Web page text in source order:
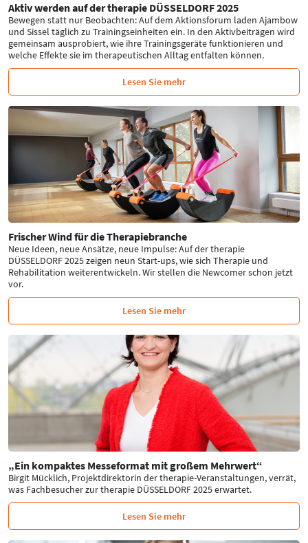
Aktiv werden auf der therapie DÜSSELDORF 2025
Bewegen statt nur Beobachten: Auf dem Aktionsforum laden Ajambow
und Sissel täglich zu Trainingseinheiten ein. In den Aktivbeiträgen wird
gemeinsam ausprobiert, wie ihre Trainingsgeräte funktionieren und
welche Effekte sie im therapeutischen Alltag entfalten können.
Lesen Sie mehr
Frischer Wind für die Therapiebranche
Neue Ideen, neue Ansätze, neue Impulse: Auf der therapie
DÜSSELDORF 2025 zeigen neun Start-ups, wie sich Therapie und
Rehabilitation weiterentwickeln. Wir stellen die Newcomer schon jetzt
vor.
Lesen Sie mehr
„Ein kompaktes Messeformat mit großem Mehrwert“
Birgit Mücklich, Projektdirektorin der therapie-Veranstaltungen, verrät,
was Fachbesucher zur therapie DÜSSELDORF 2025 erwartet.
Lesen Sie mehr